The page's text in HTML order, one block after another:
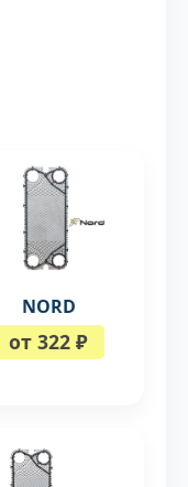
NORD
от 322 ₽